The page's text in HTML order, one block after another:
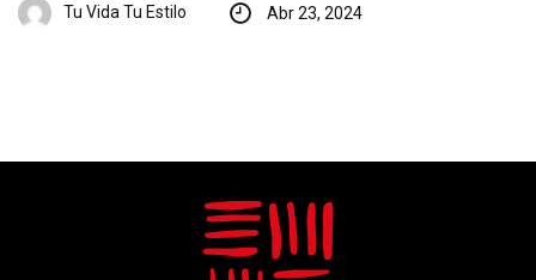
Tu Vida Tu Estilo Abr 23, 2024